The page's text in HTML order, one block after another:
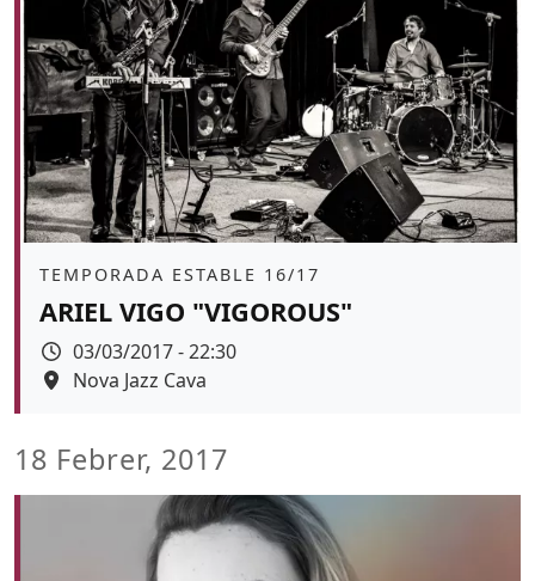
Àmbit
TEMPORADA ESTABLE 16/17
ARIEL VIGO "VIGOROUS"
Data
03/03/2017 - 22:30
Espai
Nova Jazz Cava
18 Febrer, 2017